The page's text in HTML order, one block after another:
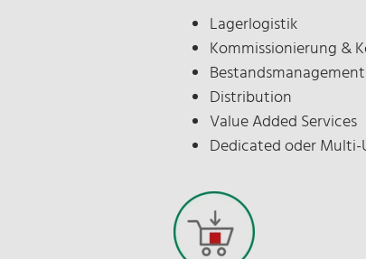
Lagerlogistik
Kommissionierung &
Bestandsmanagement
Distribution
Value Added Services
Dedicated oder